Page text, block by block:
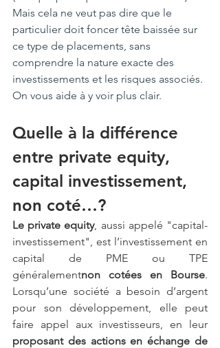
Mais cela ne veut pas dire que le
particulier doit foncer tête baissée sur
ce type de placements, sans
comprendre la nature exacte des
investissements et les risques associés.
On vous aide à y voir plus clair.
Quelle à la différence
entre private equity,
capital investissement,
non coté…?
Le private equity, aussi appelé "capital-
investissement", est l’investissement en
capital de PME ou TPE
généralementnon cotées en Bourse.
Lorsqu’une société a besoin d’argent
pour son développement, elle peut
proposant des actions en échange de